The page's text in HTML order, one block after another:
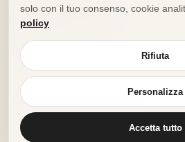
info@decorfooditaly.it
Richiedi informazioni
Il tuo account
© 2026 Decorfood Italy. Tutti i diritti
Realizzato con doribene.it
solo con il tuo consenso, cookie
policy
Rifiuta
Personalizza
Accetta tutto